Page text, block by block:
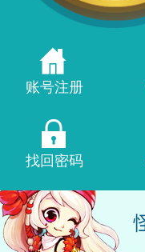
账号注册
找回密码